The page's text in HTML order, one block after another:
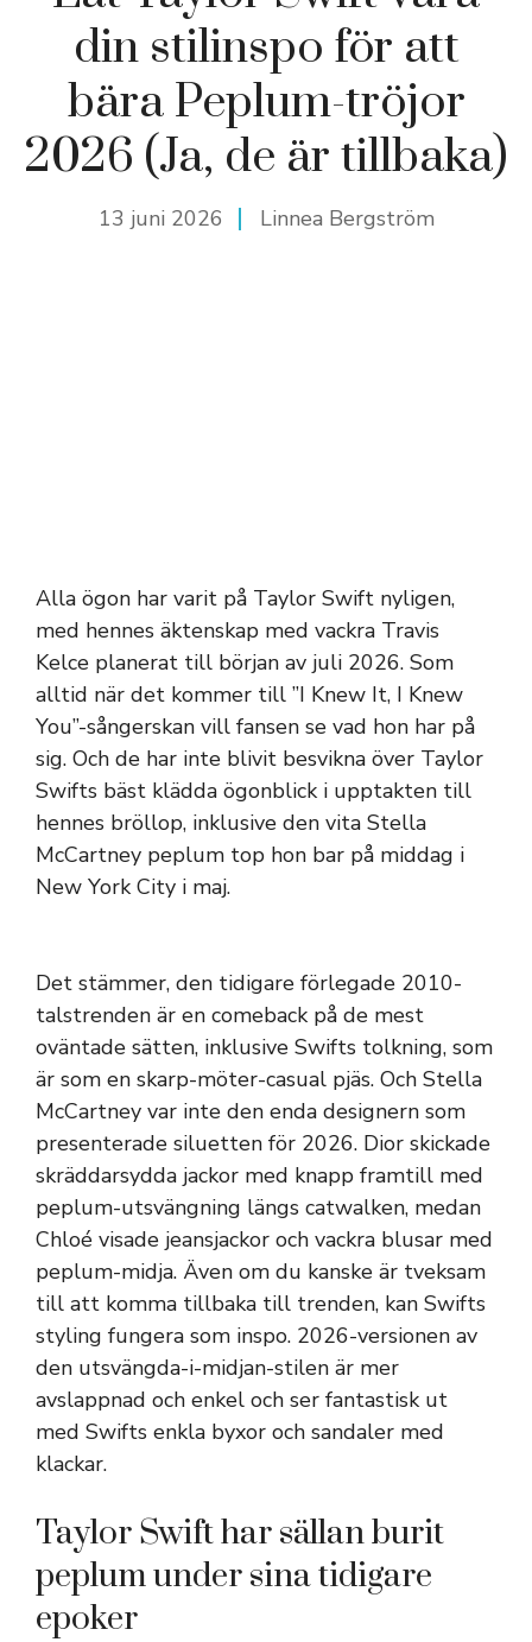
din stilinspo för att
bära Peplum-tröjor
2026 (Ja, de är tillbaka)
13 juni 2026 Linnea Bergström
Alla ögon har varit på Taylor Swift nyligen,
med hennes äktenskap med vackra Travis
Kelce planerat till början av juli 2026. Som
alltid när det kommer till ”I Knew It, I Knew
You”-sångerskan vill fansen se vad hon har på
sig. Och de har inte blivit besvikna över Taylor
Swifts bäst klädda ögonblick i upptakten till
hennes bröllop, inklusive den vita Stella
McCartney peplum top hon bar på middag i
New York City i maj.
Det stämmer, den tidigare förlegade 2010-
talstrenden är en comeback på de mest
oväntade sätten, inklusive Swifts tolkning, som
är som en skarp-möter-casual pjäs. Och Stella
McCartney var inte den enda designern som
presenterade siluetten för 2026. Dior skickade
skräddarsydda jackor med knapp framtill med
peplum-utsvängning längs catwalken, medan
Chloé visade jeansjackor och vackra blusar med
peplum-midja. Även om du kanske är tveksam
till att komma tillbaka till trenden, kan Swifts
styling fungera som inspo. 2026-versionen av
den utsvängda-i-midjan-stilen är mer
avslappnad och enkel och ser fantastisk ut
med Swifts enkla byxor och sandaler med
klackar.
Taylor Swift har sällan burit
peplum under sina tidigare
epoker